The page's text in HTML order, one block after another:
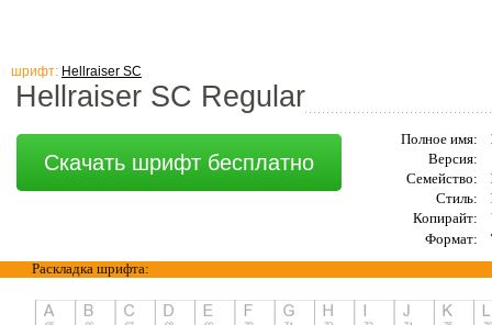
шрифт: Hellraiser SC
Hellraiser SC Regular
Скачать шрифт бесплатно
Полное имя:
Версия:
Семейство:
Стиль:
Копирайт:
Формат:
Раскладка шрифта: